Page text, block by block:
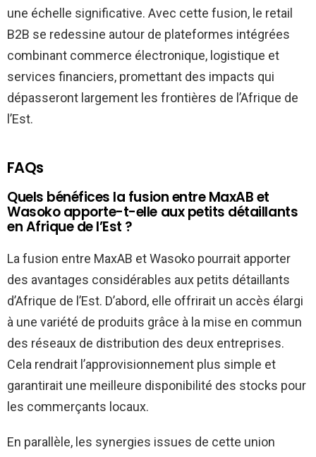
une échelle significative. Avec cette fusion, le retail
B2B se redessine autour de plateformes intégrées
combinant commerce électronique, logistique et
services financiers, promettant des impacts qui
dépasseront largement les frontières de l’Afrique de
l’Est.
FAQs
Quels bénéfices la fusion entre MaxAB et
Wasoko apporte-t-elle aux petits détaillants
en Afrique de l’Est ?
La fusion entre MaxAB et Wasoko pourrait apporter
des avantages considérables aux petits détaillants
d’Afrique de l’Est. D’abord, elle offrirait un accès élargi
à une variété de produits grâce à la mise en commun
des réseaux de distribution des deux entreprises.
Cela rendrait l’approvisionnement plus simple et
garantirait une meilleure disponibilité des stocks pour
les commerçants locaux.
En parallèle, les synergies issues de cette union